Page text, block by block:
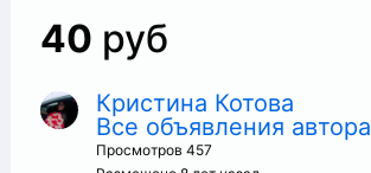
+
40 руб
Кристина Котова
Все объявления автора
Просмотров 457